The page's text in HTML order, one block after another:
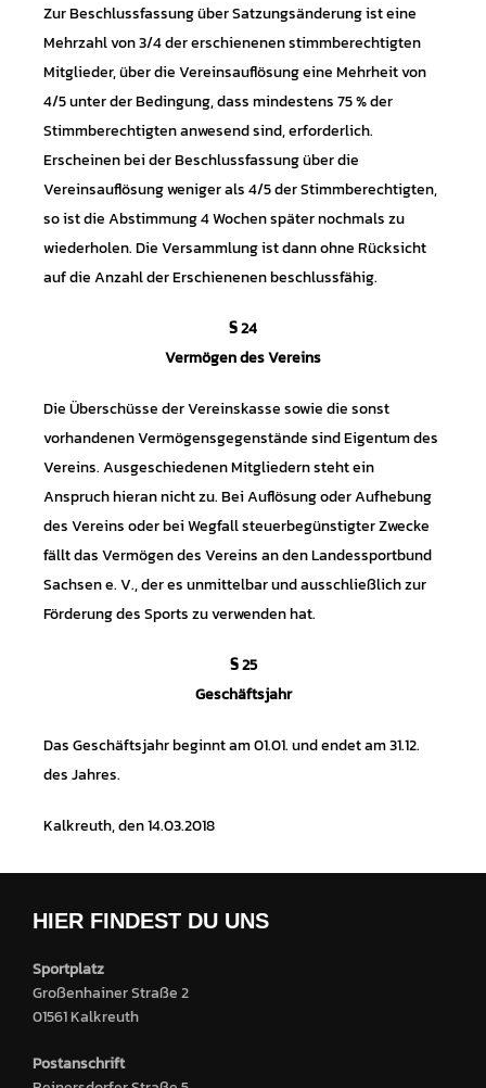
Zur Beschlussfassung über Satzungsänderung ist eine
Mehrzahl von 3/4 der erschienenen stimmberechtigten
Mitglieder, über die Vereinsauflösung eine Mehrheit von
4/5 unter der Bedingung, dass mindestens 75 % der
Stimmberechtigten anwesend sind, erforderlich.
Erscheinen bei der Beschlussfassung über die
Vereinsauflösung weniger als 4/5 der Stimmberechtigten,
so ist die Abstimmung 4 Wochen später nochmals zu
wiederholen. Die Versammlung ist dann ohne Rücksicht
auf die Anzahl der Erschienenen beschlussfähig.
§ 24
Vermögen des Vereins
Die Überschüsse der Vereinskasse sowie die sonst
vorhandenen Vermögensgegenstände sind Eigentum des
Vereins. Ausgeschiedenen Mitgliedern steht ein
Anspruch hieran nicht zu. Bei Auflösung oder Aufhebung
des Vereins oder bei Wegfall steuerbegünstigter Zwecke
fällt das Vermögen des Vereins an den Landessportbund
Sachsen e. V., der es unmittelbar und ausschließlich zur
Förderung des Sports zu verwenden hat.
§ 25
Geschäftsjahr
Das Geschäftsjahr beginnt am 01.01. und endet am 31.12.
des Jahres.
Kalkreuth, den 14.03.2018
HIER FINDEST DU UNS
Sportplatz
Großenhainer Straße 2
01561 Kalkreuth
Postanschrift